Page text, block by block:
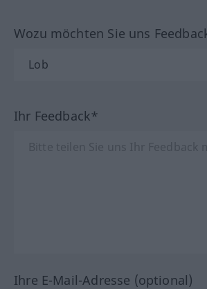
Wozu möchten Sie uns
Ihr Feedback*
Ihre E-Mail-Adresse (optional)